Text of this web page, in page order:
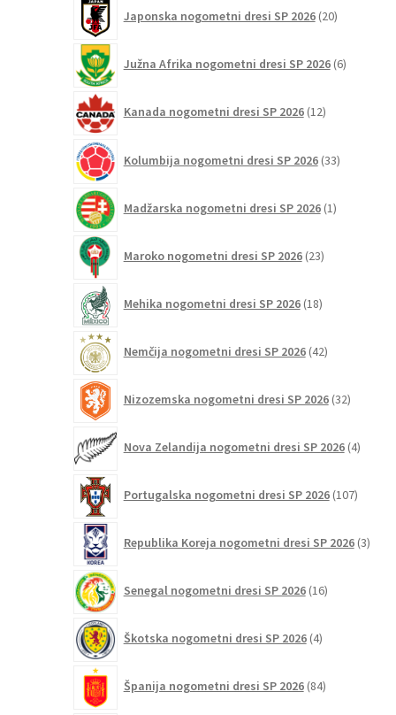
Japonska nogometni dresi SP 2026 20izdelkov
Južna Afrika nogometni dresi SP 2026 6izdelkov
Kanada nogometni dresi SP 2026 12izdelkov
Kolumbija nogometni dresi SP 2026 33izdelkov
Madžarska nogometni dresi SP 2026 1izdelek
Maroko nogometni dresi SP 2026 23izdelkov
Mehika nogometni dresi SP 2026 18izdelkov
Nemčija nogometni dresi SP 2026 42izdelkov
Nizozemska nogometni dresi SP 2026 32izdelkov
Nova Zelandija nogometni dresi SP 2026 4izdelki
Portugalska nogometni dresi SP 2026 107
Republika Koreja nogometni dresi SP 2026 3
Senegal nogometni dresi SP 2026 16izdelkov
Škotska nogometni dresi SP 2026 4izdelki
Španija nogometni dresi SP 2026 84izdelkov